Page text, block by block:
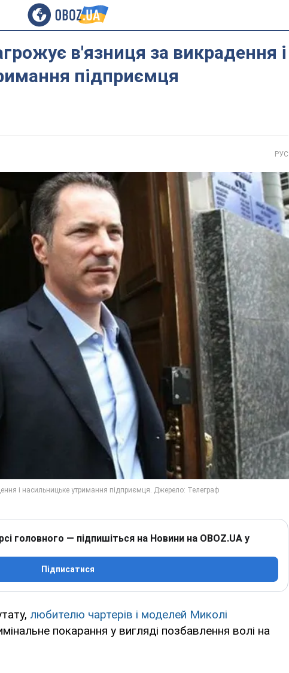
в'язниця за викрадення і
підприємця
РУС
головного — підпишіться на Новини на OBOZ.UA у
Підписатися
любителю чартерів і моделей Миколі
покарання у вигляді позбавлення волі на